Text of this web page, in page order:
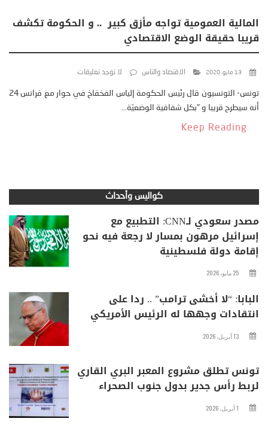
المالية العمومية تواجه مأزق كبير .. و الحكومة تكشف
قريبا حقيقة الوضع الاقتصادي
13 مايو، 2020 الاقتصاد والناس لا توجد تعليقات
تونس- التونسيون قال رئيس الحكومة إلياس الفخفاخ في حوار مع فرانس 24
أنه سيطرح قريبا و "بكل شفافية الوضعيّة...
Keep Reading
كواليس وأحداث
مصدر سعودي لـCNN: التطبيع مع
إسرائيل مرهون بمسار لا رجعة فيه نحو
إقامة دولة فلسطينية
25 مايو، 2026
البابا: “لا أخشى ترامب” .. ردا على
انتقادات وجهها له الرئيس الأمريكي
13 أبريل، 2026
تونس تطلق مشروع المعبر البري القاري
لربط رأس جدير بدول جنوب الصحراء
1 أبريل، 2026